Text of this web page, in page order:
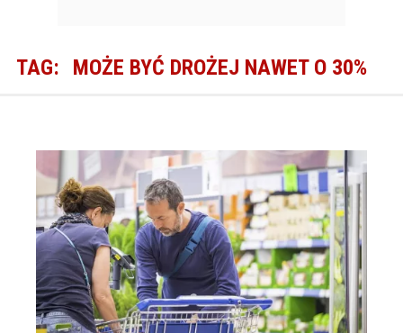
TAG: MOŻE BYĆ DROŻEJ NAWET O 30%